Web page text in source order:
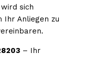
sich
Ihr Anliegen zu
– Ihr